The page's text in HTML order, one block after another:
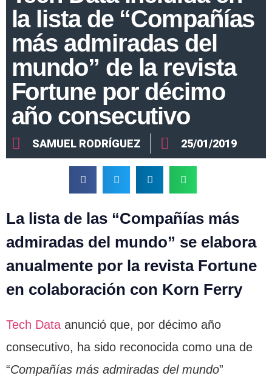
la lista de “Compañías
más admiradas del
mundo” de la revista
Fortune por décimo
año consecutivo
SAMUEL RODRÍGUEZ 25/01/2019
La lista de las “Compañías más
admiradas del mundo” se elabora
anualmente por la revista Fortune
en colaboración con Korn Ferry
Tech Data anunció que, por décimo año
consecutivo, ha sido reconocida como una de
“Compañías más admiradas del mundo”